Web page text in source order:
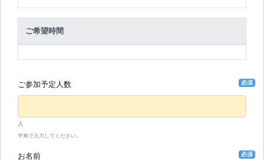
ご希望時間
ご参加予定人数 必須
人
半角で入力してください。
お名前 必須